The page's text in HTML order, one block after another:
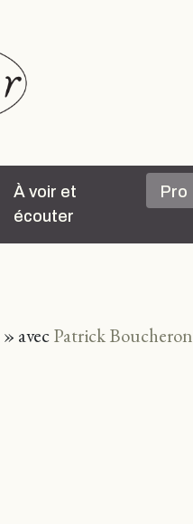
À voir et
écouter
Pro
» avecPatrick Boucheron